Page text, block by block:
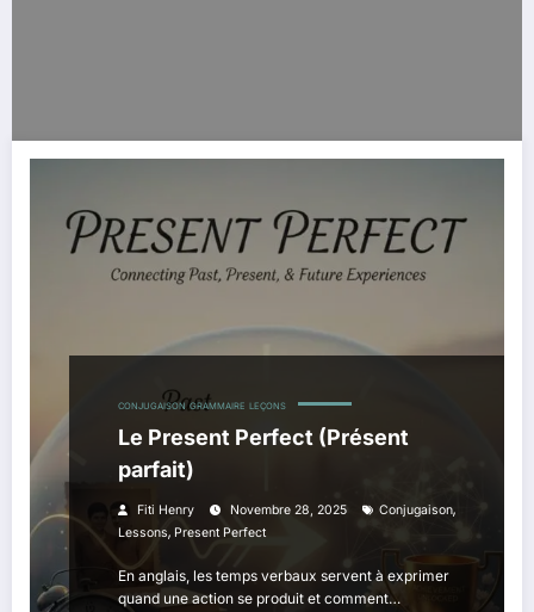
CONJUGAISON GRAMMAIRE LEÇONS
Le Present Perfect (Présent
parfait)
Fiti Henry Novembre 28, 2025 Conjugaison,
Lessons, Present Perfect
En anglais, les temps verbaux servent à exprimer
quand une action se produit et comment…